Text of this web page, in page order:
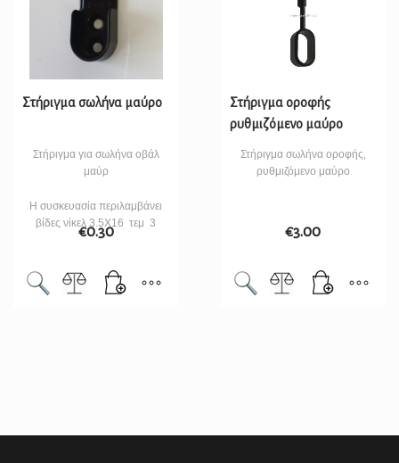
Στήριγμα σωλήνα μαύρο
Στήριγμα για σωλήνα οβάλ
μαύρ
Η συσκευασία περιλαμβάνει
βίδες νίκελ 3.5Χ16 τεμ 3
€0.30
Στήριγμα οροφής
ρυθμιζόμενο μαύρο
Στήριγμα σωλήνα οροφής,
ρυθμιζόμενο μαύρο
€3.00